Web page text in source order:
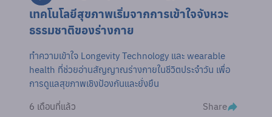
เทคโนโลยีสุขภาพเริ่มจากการเข้าใจจังหวะ
ธรรมชาติของร่างกาย
ทำความเข้าใจ Longevity Technology และ wearable
health ที่ช่วยอ่านสัญญาณร่างกายในชีวิตประจำวัน เพื่อ
การดูแลสุขภาพเชิงป้องกันและยั่งยืน
6 เดือนที่แล้ว Share